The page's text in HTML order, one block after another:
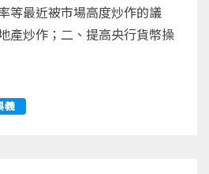
等最近被市場高度炒作的議
產炒作；二、提高央行貨幣操
義